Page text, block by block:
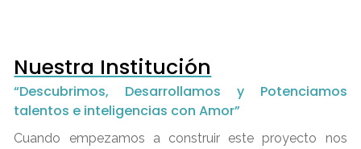
Nuestra Institución
“Descubrimos, Desarrollamos y Potenciamos
talentos e inteligencias con Amor”
Cuando empezamos a construir este proyecto nos